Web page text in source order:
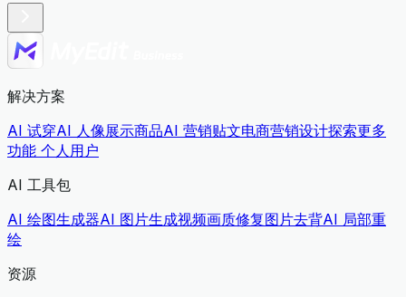
解决方案
AI 试穿AI 人像展示商品AI 营销贴文电商营销设计探索更多
功能 个人用户
AI 工具包
AI 绘图生成器AI 图片生成视频画质修复图片去背AI 局部重
绘
资源